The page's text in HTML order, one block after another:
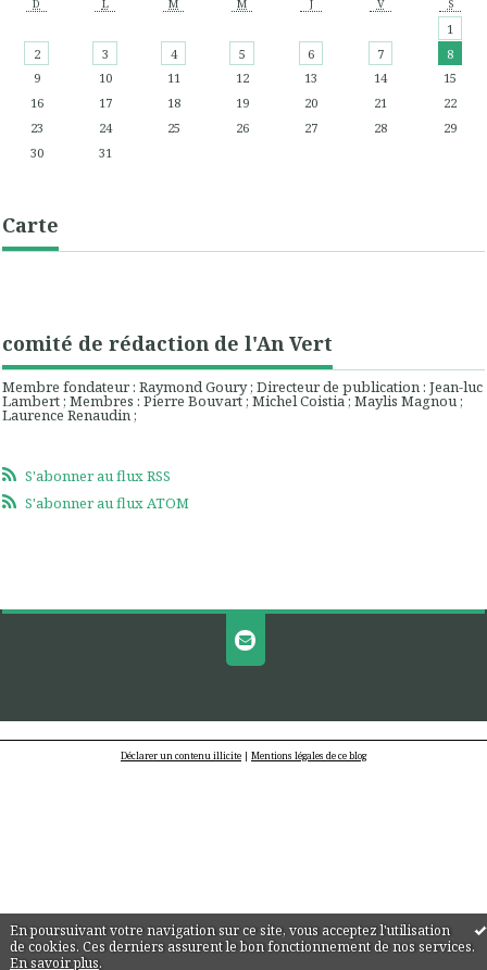
En poursuivant votre navigation sur ce site, vous acceptez l'utilisation
de cookies. Ces derniers assurent le bon fonctionnement de nos services.
En savoir plus.
D L M M J V S
1
2
3 4 5 6 7
8
9
10 11 12 13 14
15
16
17 18 19 20 21
22
23
24 25 26 27 28
29
30
31
Carte
comité de rédaction de l'An Vert
Membre fondateur : Raymond Goury ; Directeur de publication : Jean-luc
Lambert ; Membres : Pierre Bouvart ; Michel Coistia ; Maylis Magnou ;
Laurence Renaudin ;
S'abonner au flux RSS
S'abonner au flux ATOM
Déclarer un contenu illicite | Mentions légales de ce blog